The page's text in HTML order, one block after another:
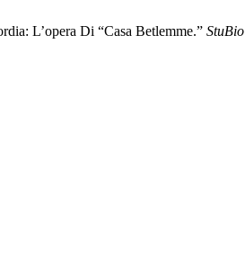
L’opera Di “Casa Betlemme.” StuBio